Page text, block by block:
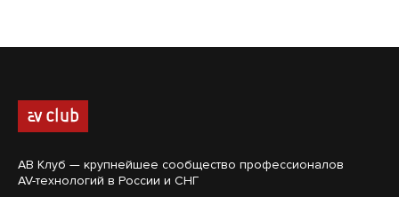
АВ Клуб — крупнейшее сообщество профессионалов
AV-технологий в России и СНГ